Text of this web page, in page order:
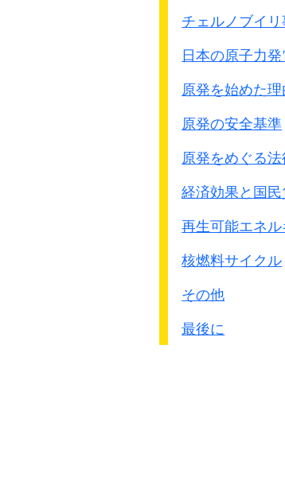
（神戸大学教授 地震学 投稿）
チェルノブイ
日本の原子力
原発を始めた
原発の安全基準
原発をめぐる
経済効果と国民
再生可能エネ
核燃料サイクル
その他
最後に